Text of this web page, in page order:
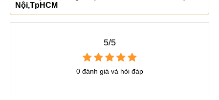
Nội,TpHCM
5/5
0 đánh giá và hỏi đáp